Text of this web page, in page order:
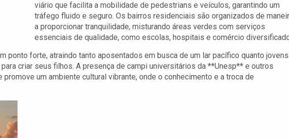
viário que facilita a mobilidade de pedestrians e veículos, garantindo um
tráfego fluido e seguro. Os bairros residenciais são organizados de
a proporcionar tranquilidade, misturando áreas verdes com serviços
essenciais de qualidade, como escolas, hospitais e comércio
ponto forte, atraindo tanto aposentados em busca de um lar pacífico quanto jovens
criar seus filhos. A presença de campi universitários da **Unesp** e outros
um ambiente cultural vibrante, onde o conhecimento e a troca de